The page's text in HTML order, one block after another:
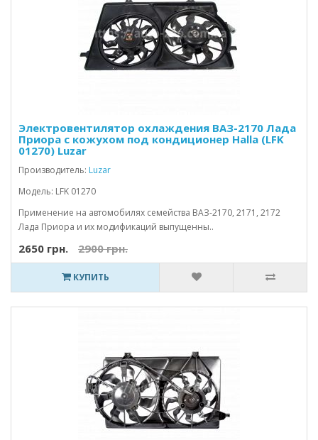
Электровентилятор охлаждения ВАЗ-2170 Лада
Приора с кожухом под кондиционер Halla (LFK
01270) Luzar
Производитель: Luzar
Модель: LFK 01270
Применение на автомобилях семейства ВАЗ-2170, 2171, 2172
Лада Приора и их модификаций выпущенны..
2650 грн. 2900 грн.
КУПИТЬ